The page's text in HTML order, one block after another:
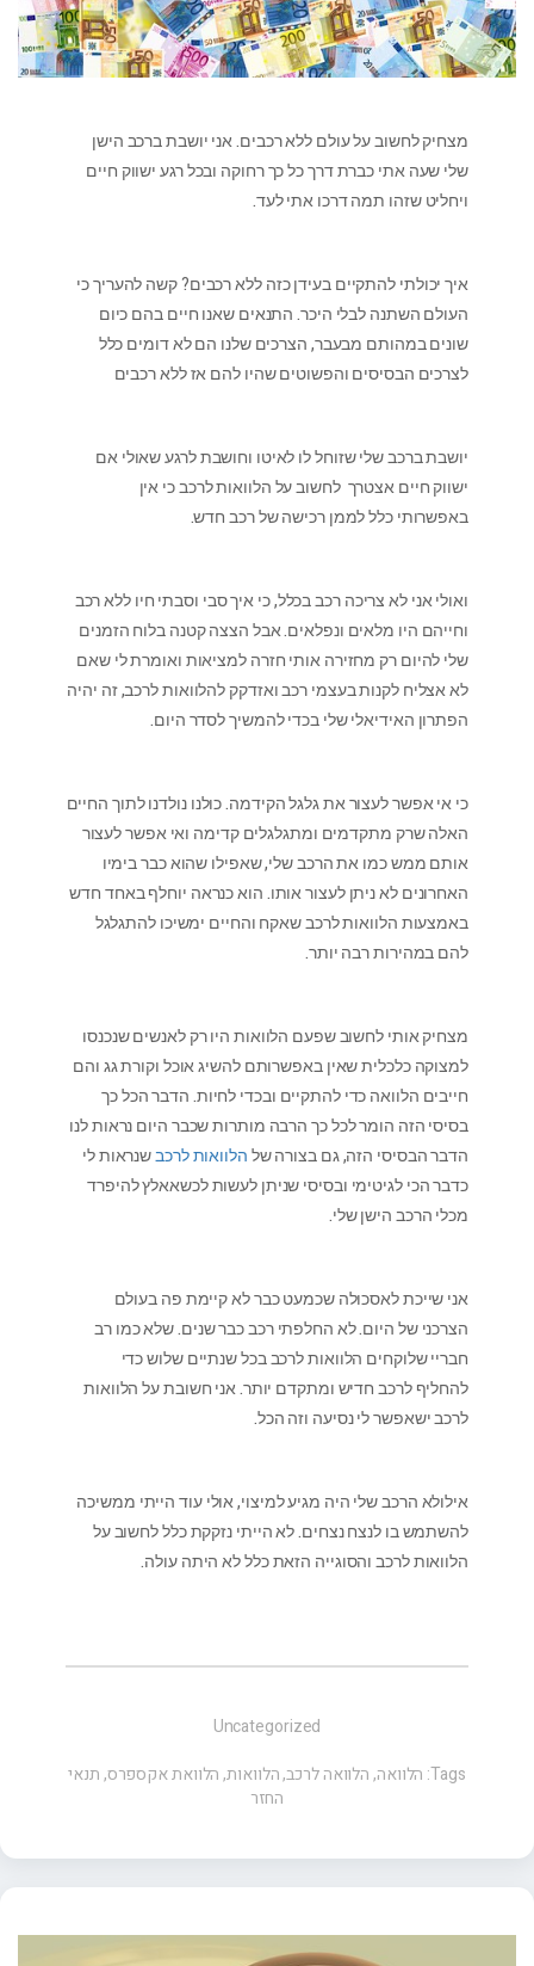
מצחיק לחשוב על עולם ללא רכבים. אני יושבת ברכב הישן
שלי שעה אתי כברת דרך כל כך רחוקה ובכל רגע ישווק חיים
ויחליט שזהו תמה דרכו אתי לעד.
איך יכולתי להתקיים בעידן כזה ללא רכבים? קשה להעריך כי
העולם השתנה לבלי היכר. התנאים שאנו חיים בהם כיום
שונים במהותם מבעבר, הצרכים שלנו הם לא דומים כלל
לצרכים הבסיסים והפשוטים שהיו להם אז ללא רכבים
יושבת ברכב שלי שזוחל לו לאיטו וחושבת לרגע שאולי אם
ישווק חיים אצטרך לחשוב על הלוואות לרכב כי אין
באפשרותי כלל לממן רכישה של רכב חדש.
ואולי אני לא צריכה רכב בכלל, כי איך סבי וסבתי חיו ללא רכב
וחייהם היו מלאים ונפלאים. אבל הצצה קטנה בלוח הזמנים
שלי להיום רק מחזירה אותי חזרה למציאות ואומרת לי שאם
לא אצליח לקנות בעצמי רכב ואזדקק להלוואות לרכב, זה יהיה
הפתרון האידיאלי שלי בכדי להמשיך לסדר היום.
כי אי אפשר לעצור את גלגל הקידמה. כולנו נולדנו לתוך החיים
האלה שרק מתקדמים ומתגלגלים קדימה ואי אפשר לעצור
אותם ממש כמו את הרכב שלי, שאפילו שהוא כבר בימיו
האחרונים לא ניתן לעצור אותו. הוא כנראה יוחלף באחד חדש
באמצעות הלוואות לרכב שאקח והחיים ימשיכו להתגלגל
להם במהירות רבה יותר.
מצחיק אותי לחשוב שפעם הלוואות היו רק לאנשים שנכנסו
למצוקה כלכלית שאין באפשרותם להשיג אוכל וקורת גג והם
חייבים הלוואה כדי להתקיים ובכדי לחיות. הדבר הכל כך
בסיסי הזה הומר לכל כך הרבה מותרות שכבר היום נראות לנו
הדבר הבסיסי הזה, גם בצורה של הלוואות לרכבשנראות לי
כדבר הכי לגיטימי ובסיסי שניתן לעשות לכשאאלץ להיפרד
מכלי הרכב הישן שלי.
אני שייכת לאסכולה שכמעט כבר לא קיימת פה בעולם
הצרכני של היום. לא החלפתי רכב כבר שנים. שלא כמו רב
חבריי שלוקחים הלוואות לרכב בכל שנתיים שלוש כדי
להחליף לרכב חדיש ומתקדם יותר. אני חשובת על הלוואות
לרכב ישאפשר לי נסיעה וזה הכל.
אילולא הרכב שלי היה מגיע למיצוי, אולי עוד הייתי ממשיכה
להשתמש בו לנצח נצחים. לא הייתי נזקקת כלל לחשוב על
הלוואות לרכב והסוגייה הזאת כלל לא היתה עולה.
Uncategorized
Tags: הלוואה,הלוואה לרכב,הלוואות,הלוואת אקספרס,תנאי
החזר